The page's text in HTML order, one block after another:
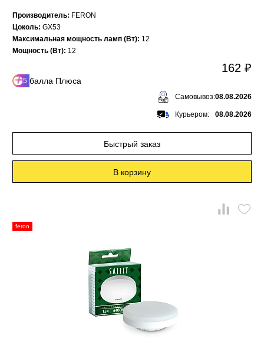
Производитель: FERON
Цоколь: GX53
Максимальная мощность ламп (Вт): 12
Мощность (Вт): 12
5 балла Плюса
162 ₽
Самовывоз:08.08.2026
Курьером: 08.08.2026
Быстрый заказ
В корзину
feron